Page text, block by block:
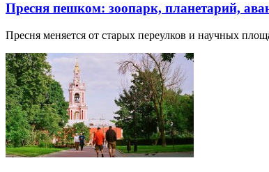
Пресня пешком: зоопарк, планетарий,
Пресня меняется от старых переулков и научных